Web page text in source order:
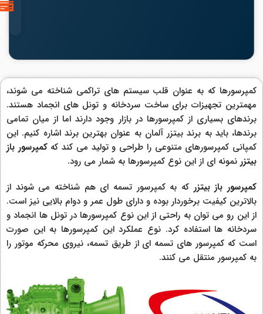
کمپرسورها که به عنوان قلب سیستم های تراکمی شناخته می شوند،
مهمترین تجهیزات برای ساخت سردخانه و تونل های انجماد هستند.
برندهای بسیاری از کمپرسورها در بازار وجود دارند اما از میان تمامی
برندها، باید به برند بیتزر آلمان به عنوان بهترین برند اشاره کنیم. این
کمپانی کمپرسورهای متنوعی را طراحی و تولید می کند کهکمپرسور باز
بیتزر نمونه ای از این نوع کمپرسورها به شمار می رود.
کمپرسور باز بیتزر که به کمپرسور تسمه ای هم شناخته می شوند از
بالاترین کیفیت برخوردار بوده و دارای طول عمر و دوام بالایی نیز است.
از این رو می توان به راحتی از این نوع کمپرسورها در تونل ها انجماد و
سردخانه ها استفاده کرد. نوع عملکرد این کمپرسورها به این صورت
است که کمپرسور های تسمه ای از طریق تسمه، نیروی محرکه موتور را
به کمپرسور منتقل می کنند.